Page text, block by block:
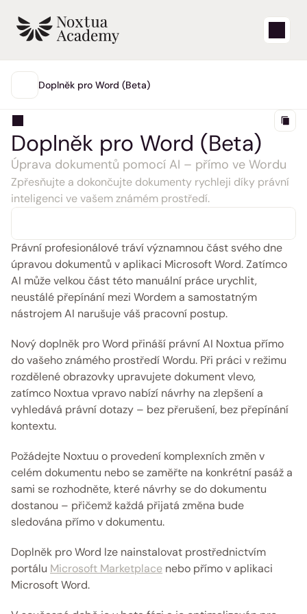
Start
HLAVNÍ
Články nápovědy
Blog
Podpora
Přihlásit se
Doplněk pro Word (Beta)
Doplněk pro Word (Beta)
Úprava dokumentů pomocí AI – přímo ve Wordu
Zpřesňujte a dokončujte dokumenty rychleji díky právní
inteligenci ve vašem známém prostředí.
Právní profesionálové tráví významnou část svého dne
úpravou dokumentů v aplikaci Microsoft Word. Zatímco
AI může velkou část této manuální práce urychlit,
neustálé přepínání mezi Wordem a samostatným
nástrojem AI narušuje váš pracovní postup.
Nový doplněk pro Word přináší právní AI Noxtua přímo
do vašeho známého prostředí Wordu. Při práci v režimu
rozdělené obrazovky upravujete dokument vlevo,
zatímco Noxtua vpravo nabízí návrhy na zlepšení a
vyhledává právní dotazy – bez přerušení, bez přepínání
kontextu.
Požádejte Noxtuu o provedení komplexních změn v
celém dokumentu nebo se zaměřte na konkrétní pasáž a
sami se rozhodněte, které návrhy se do dokumentu
dostanou – přičemž každá přijatá změna bude
sledována přímo v dokumentu.
Doplněk pro Word lze nainstalovat prostřednictvím
portálu Microsoft Marketplace nebo přímo v aplikaci
Microsoft Word.